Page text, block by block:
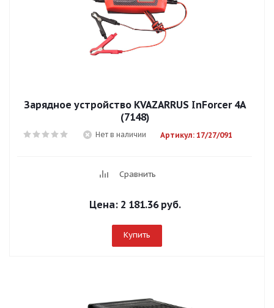
Зарядное устройство KVAZARRUS InForcer 4А
(7148)
Нет в наличии Артикул: 17/27/091
Сравнить
Цена: 2 181.36 руб.
Купить